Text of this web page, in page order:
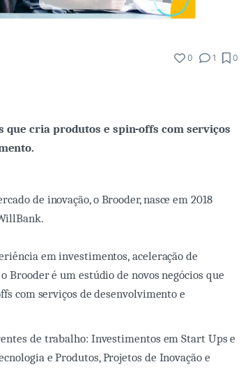
0 1 0
que cria produtos e spin-offs com serviços
de inovação, o Brooder, nasce em 2018
em investimentos, aceleração de
Brooder é um estúdio de novos negócios que
com serviços de desenvolvimento e
de trabalho: Investimentos em Start Ups e
e Produtos, Projetos de Inovação e